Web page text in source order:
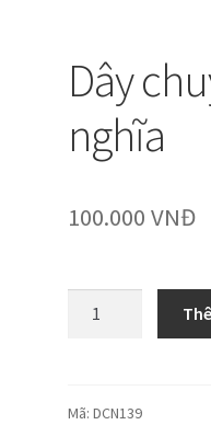
Dây
nghĩa
100.000VNĐ
ý
Mã:DCN139